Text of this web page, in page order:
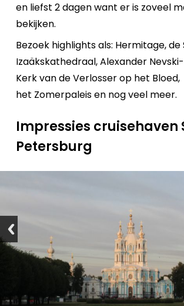
en liefst 2 dagen want er is zoveel
bekijken.
Bezoek highlights als: Hermitage, de
Izaäkskathedraal, Alexander
Kerk van de Verlosser op het Bloed,
het Zomerpaleis en nog veel meer.
Impressies cruisehaven
Petersburg